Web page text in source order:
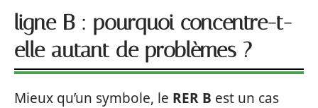
ligne B : pourquoi concentre-t-
elle autant de problèmes ?
Mieux qu’un symbole, le RER B est un cas